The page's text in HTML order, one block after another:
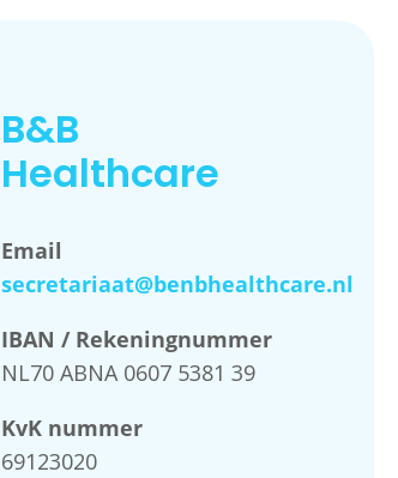
B&B
Healthcare
Email
secretariaat@benbhealthcare.nl
IBAN / Rekeningnummer
NL70 ABNA 0607 5381 39
KvK nummer
69123020